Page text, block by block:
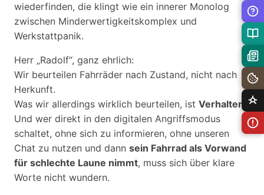
wiederfinden, die klingt wie ein innerer Monolog
zwischen Minderwertigkeitskomplex und
Werkstattpanik.
Herr „Radolf“, ganz ehrlich:
Wir beurteilen Fahrräder nach Zustand, nicht nach
Herkunft.
Was wir allerdings wirklich beurteilen, ist Verhalten.
Und wer direkt in den digitalen Angriffsmodus
schaltet, ohne sich zu informieren, ohne unseren
Chat zu nutzen und dann sein Fahrrad als Vorwand
für schlechte Laune nimmt, muss sich über klare
Worte nicht wundern.